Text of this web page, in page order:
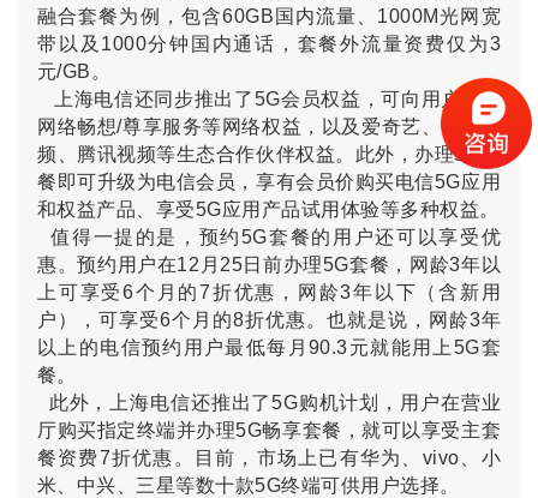
融合套餐为例，包含60GB国内流量、1000M光网宽
带以及1000分钟国内通话，套餐外流量资费仅为3
元/GB。
上海电信还同步推出了5G会员权益，可向用户提供
网络畅想/尊享服务等网络权益，以及爱奇艺、优酷视
频、腾讯视频等生态合作伙伴权益。此外，办理5G套
餐即可升级为电信会员，享有会员价购买电信5G应用
和权益产品、享受5G应用产品试用体验等多种权益。
值得一提的是，预约5G套餐的用户还可以享受优
惠。预约用户在12月25日前办理5G套餐，网龄3年以
上可享受6个月的7折优惠，网龄3年以下（含新用
户），可享受6个月的8折优惠。 也就是说，网龄3年
以上的电信预约用户最低每月90.3元就能用上5G套
餐。
此外，上海电信还推出了5G购机计划，用户在营业
厅购买指定终端并办理5G畅享套餐，就可以享受主套
餐资费7折优惠。目前，市场上已有华为、vivo、小
米、中兴、三星等数十款5G终端可供用户选择。